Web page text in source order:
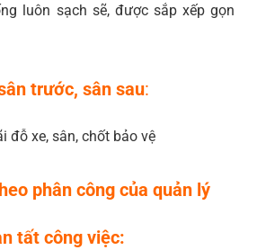
luôn sạch sẽ, được sắp xếp gọn
trước, sân sau:
đỗ xe, sân, chốt bảo vệ
phân công của quản lý
tất công việc: